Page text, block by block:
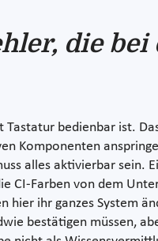
die
bedienbar ist.
Komponenten
alles aktivierbar
CI-Farben von dem
hier ihr ganzes System
bestätigen müssen,